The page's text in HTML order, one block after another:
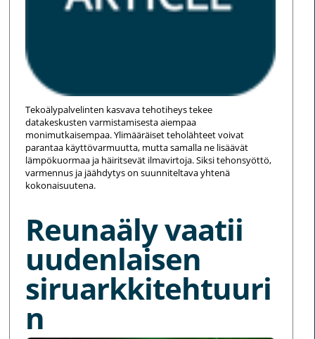
Tekoälypalvelinten kasvava tehotiheys tekee
datakeskusten varmistamisesta aiempaa
monimutkaisempaa. Ylimääräiset teholähteet voivat
parantaa käyttövarmuutta, mutta samalla ne lisäävät
lämpökuormaa ja häiritsevät ilmavirtoja. Siksi tehonsyöttö,
varmennus ja jäähdytys on suunniteltava yhtenä
kokonaisuutena.
Reunaäly vaatii
uudenlaisen
siruarkkitehtuuri
n